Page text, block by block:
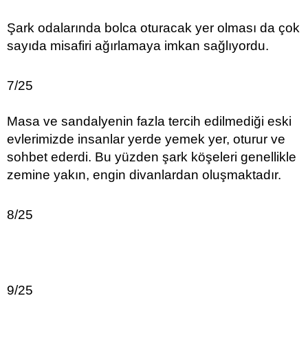
Şark odalarında bolca oturacak yer olması da çok
sayıda misafiri ağırlamaya imkan sağlıyordu.
7/25
Masa ve sandalyenin fazla tercih edilmediği eski
evlerimizde insanlar yerde yemek yer, oturur ve
sohbet ederdi. Bu yüzden şark köşeleri genellikle
zemine yakın, engin divanlardan oluşmaktadır.
8/25
9/25